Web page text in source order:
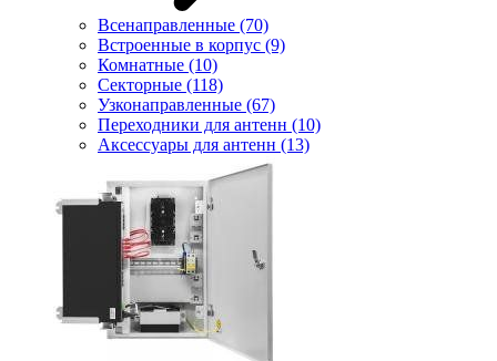
Всенаправленные (70)
Встроенные в корпус (9)
Комнатные (10)
Секторные (118)
Узконаправленные (67)
Переходники для антенн (10)
Аксессуары для антенн (13)